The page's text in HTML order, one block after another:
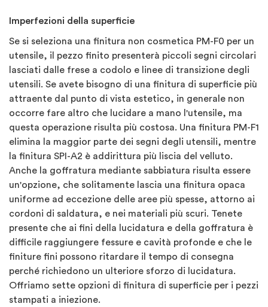
Imperfezioni della superficie
Se si seleziona una finitura non cosmetica PM-F0 per un
utensile, il pezzo finito presenterà piccoli segni circolari
lasciati dalle frese a codolo e linee di transizione degli
utensili. Se avete bisogno di una finitura di superficie più
attraente dal punto di vista estetico, in generale non
occorre fare altro che lucidare a mano l'utensile, ma
questa operazione risulta più costosa. Una finitura PM-F1
elimina la maggior parte dei segni degli utensili, mentre
la finitura SPI-A2 è addirittura più liscia del velluto.
Anche la goffratura mediante sabbiatura risulta essere
un'opzione, che solitamente lascia una finitura opaca
uniforme ad eccezione delle aree più spesse, attorno ai
cordoni di saldatura, e nei materiali più scuri. Tenete
presente che ai fini della lucidatura e della goffratura è
difficile raggiungere fessure e cavità profonde e che le
finiture fini possono ritardare il tempo di consegna
perché richiedono un ulteriore sforzo di lucidatura.
Offriamo sette opzioni di finitura di superficie per i pezzi
stampati a iniezione.